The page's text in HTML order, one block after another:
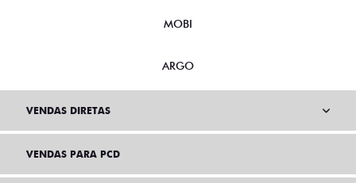
MOBI
ARGO
VENDAS DIRETAS
VENDAS PARA PCD